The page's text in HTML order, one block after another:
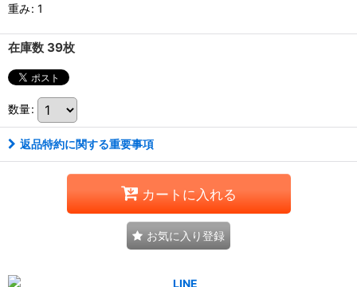
重み: 1
在庫数 39枚
数量:
返品特約に関する重要事項
カートに入れる
お気に入り登録